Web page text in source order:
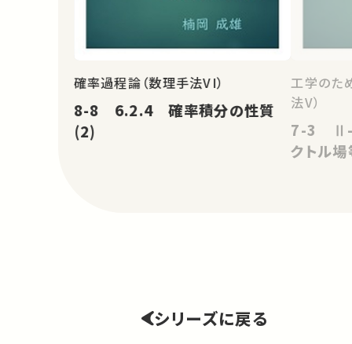
確率過程論（数理手法VI）
8-8 6.2.4 確率積分の性質
(2)
工学のた
法V）
7-3 Ⅱ-
クトル
シリーズに戻る